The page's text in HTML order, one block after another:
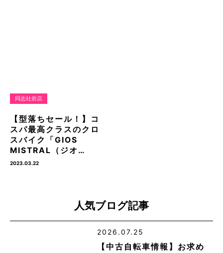
同志社前店
【型落ちセール！】コ
スパ最高クラスのクロ
スバイク「GIOS
MISTRAL（ジオ…
2023.03.22
人気ブログ記事
2026.07.25
【中古自転車情報】お求め